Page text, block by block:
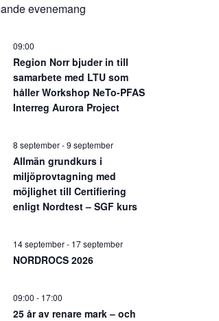
evenemang
09:00
Region Norr bjuder in till
samarbete med LTU som
håller Workshop NeTo-PFAS
Interreg Aurora Project
8 september-9 september
Allmän grundkurs i
miljöprovtagning med
möjlighet till Certifiering
enligt Nordtest – SGF kurs
14 september- 17 september
NORDROCS 2026
09:00 - 17:00
25 år av renare mark – och